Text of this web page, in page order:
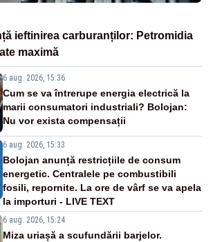
ieftinirea carburanților: Petromidia
maximă
6 aug. 2026, 15:36
Cum se va întrerupe energia electrică la
marii consumatori industriali? Bolojan:
Nu vor exista compensații
6 aug. 2026, 15:33
Bolojan anunță restricțiile de consum
energetic. Centralele pe combustibili
fosili, repornite. La ore de vârf se va apela
la importuri - LIVE TEXT
6 aug. 2026, 15:24
Miza uriașă a scufundării barjelor.